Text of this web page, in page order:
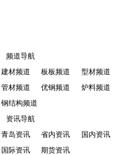
频道导航
建材频道
板板频道
型材频道
管材频道
优钢频道
炉料频道
钢结构频道
资讯导航
青岛资讯
省内资讯
国内资讯
国际资讯
期货资讯